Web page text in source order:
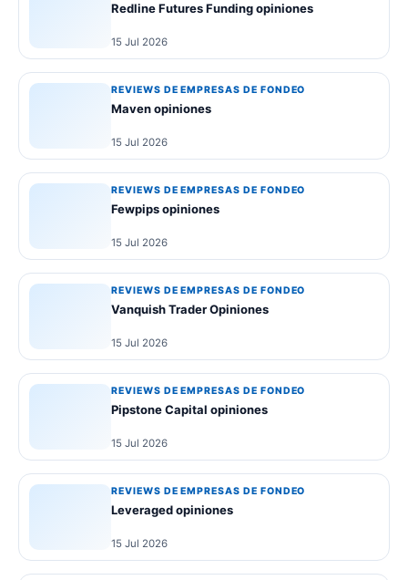
Redline Futures Funding opiniones
15 Jul 2026
REVIEWS DE EMPRESAS DE FONDEO
Maven opiniones
15 Jul 2026
REVIEWS DE EMPRESAS DE FONDEO
Fewpips opiniones
15 Jul 2026
REVIEWS DE EMPRESAS DE FONDEO
Vanquish Trader Opiniones
15 Jul 2026
REVIEWS DE EMPRESAS DE FONDEO
Pipstone Capital opiniones
15 Jul 2026
REVIEWS DE EMPRESAS DE FONDEO
Leveraged opiniones
15 Jul 2026